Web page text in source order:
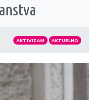
AKTIVIZAM AKTUELNO